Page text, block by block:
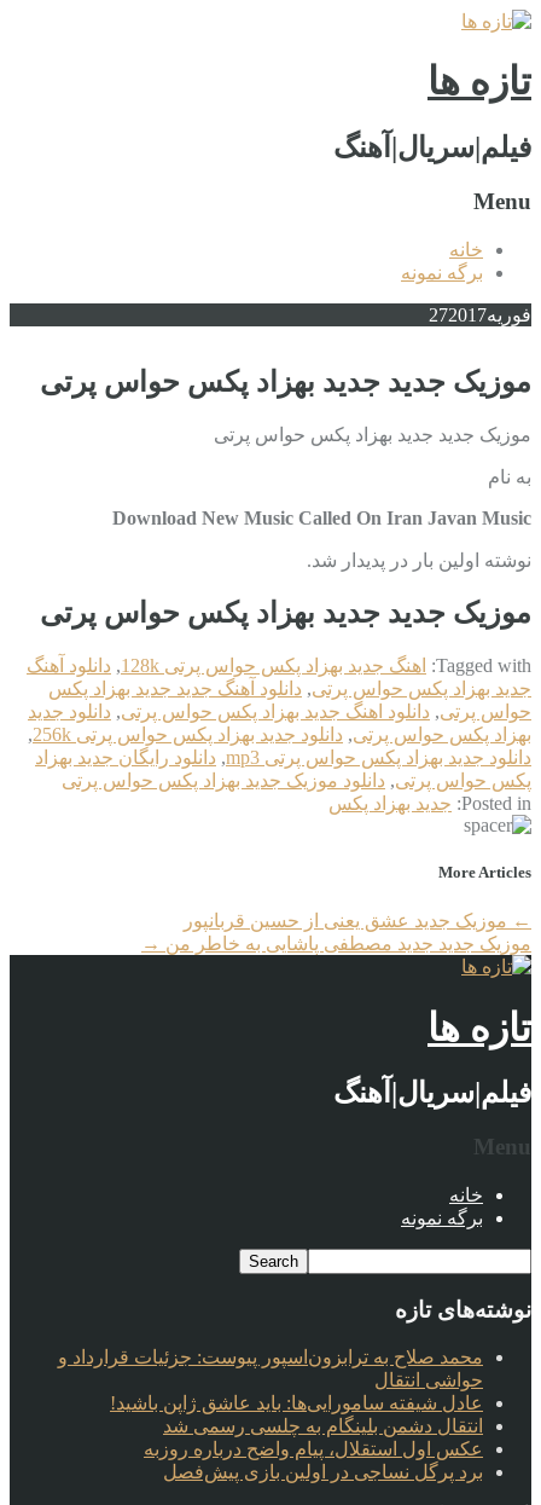
تازه ها
فیلم|سریال|آهنگ
Menu
خانه
برگه نمونه
فوریه 272017
موزیک جدید جديد بهزاد پکس حواس پرتی
موزیک جدید جديد بهزاد پکس حواس پرتی
به نام
Download New Music Called On Iran Javan Music
نوشته اولین بار در پدیدار شد.
موزیک جدید جديد بهزاد پکس حواس پرتی
Tagged with: اهنگ جديد بهزاد پکس حواس پرتی 128k , دانلود آهنگ
جديد بهزاد پکس حواس پرتی, دانلود آهنگ جدید جديد بهزاد پکس
حواس پرتی, دانلود اهنگ جديد بهزاد پکس حواس پرتی, دانلود جديد
بهزاد پکس حواس پرتی, دانلود جديد بهزاد پکس حواس پرتی 256k
,
دانلود جديد بهزاد پکس حواس پرتی mp3
, دانلود رایگان جديد بهزاد
پکس حواس پرتی, دانلود موزیک جديد بهزاد پکس حواس پرتی
Posted in: جديد بهزاد پکس
More Articles
← موزیک جدید عشق یعنی از حسین قربانپور
موزیک جدید جديد مصطفی پاشایی به خاطر من →
تازه ها
فیلم|سریال|آهنگ
Menu
خانه
برگه نمونه
نوشته‌های تازه
محمد صلاح به ترابزون‌اسپور پیوست: جزئیات قرارداد و
حواشی انتقال
عادل شیفته سامورایی‌ها: باید عاشق ژاپن باشید!
انتقال دشمن بلینگام به چلسی رسمی شد
عکس اول استقلال، پیام واضح درباره روزبه
برد پرگل نساجی در اولین بازی پیش‌فصل